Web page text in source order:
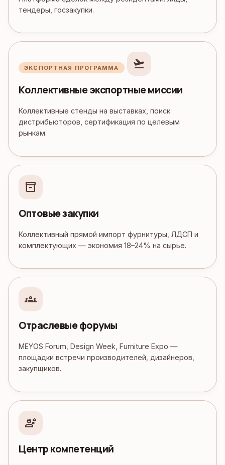
тендеры, госзакупки.
ЭКСПОРТНАЯ ПРОГРАММА flight_takeoff
Коллективные экспортные миссии
Коллективные стенды на выставках, поиск
дистрибьюторов, сертификация по целевым
рынкам.
inventory_2
Оптовые закупки
Коллективный прямой импорт фурнитуры, ЛДСП и
комплектующих — экономия 18–24% на сырье.
groups
Отраслевые форумы
MEYOS Forum, Design Week, Furniture Expo —
площадки встречи производителей, дизайнеров,
закупщиков.
engineering
Центр компетенций